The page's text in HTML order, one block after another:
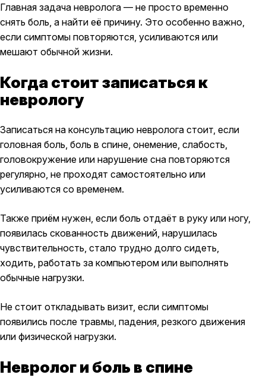
Главная задача невролога — не просто временно
снять боль, а найти её причину. Это особенно важно,
если симптомы повторяются, усиливаются или
мешают обычной жизни.
Когда стоит записаться к
неврологу
Записаться на консультацию невролога стоит, если
головная боль, боль в спине, онемение, слабость,
головокружение или нарушение сна повторяются
регулярно, не проходят самостоятельно или
усиливаются со временем.
Также приём нужен, если боль отдаёт в руку или ногу,
появилась скованность движений, нарушилась
чувствительность, стало трудно долго сидеть,
ходить, работать за компьютером или выполнять
обычные нагрузки.
Не стоит откладывать визит, если симптомы
появились после травмы, падения, резкого движения
или физической нагрузки.
Невролог и боль в спине